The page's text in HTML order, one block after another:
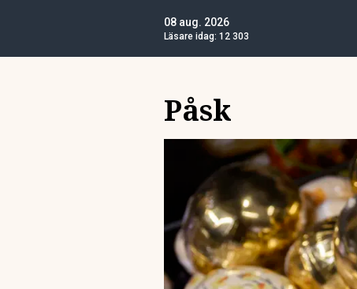
08 aug. 2026
Läsare idag: 12 303
Påsk